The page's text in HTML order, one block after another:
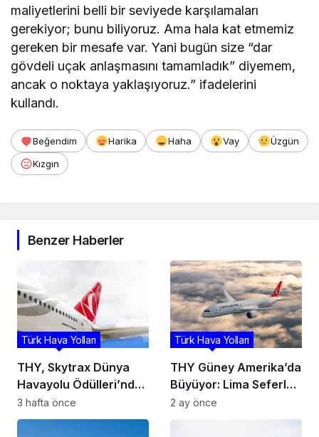
maliyetlerini belli bir seviyede karşılamaları
gerekiyor; bunu biliyoruz. Ama hala kat etmemiz
gereken bir mesafe var. Yani bugün size “dar
gövdeli uçak anlaşmasını tamamladık” diyemem,
ancak o noktaya yaklaşıyoruz.” ifadelerini
kullandı.
Beğendim Harika Haha Vay
Üzgün
Kızgın
Benzer Haberler
THY, Skytrax Dünya
Havayolu Ödülleri’nde
7 kategoride aday
gösterildi
Türk Hava Yolları
3 hafta önce
THY Güney Amerika’da
Büyüyor: Lima Seferleri
İçin Karar Alındı
Türk Hava Yolları
2 ay önce